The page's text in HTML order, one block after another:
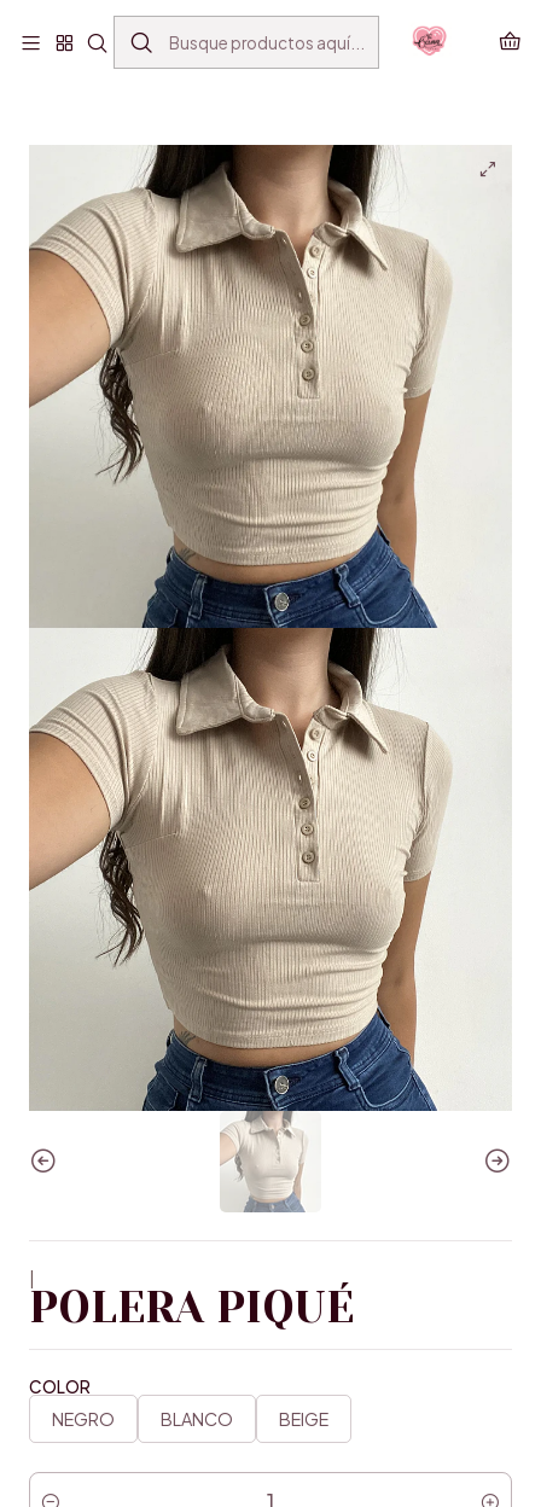
ENVÍO GRATIS SANTIAGO(*) POR COMPRAS SOBRE$39.990
Inicio VESTUARIO MINI TOPS POLERA PIQUÉ
POLERA PIQUÉ
COLOR
NEGRO BLANCO BEIGE